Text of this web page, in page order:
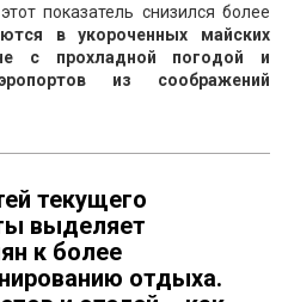
показатель снизился более
в укороченных майских
с прохладной погодой и
из соображений
текущего
выделяет
к более
отдыха.